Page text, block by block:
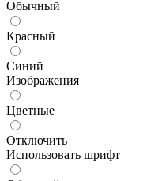
Обычный
Красный
Синий
Изображения
Цветные
Отключить
Использовать шрифт